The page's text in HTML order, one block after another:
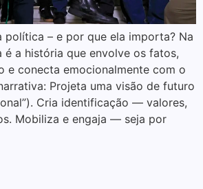
política – e por que ela importa? Na
é a história que envolve os fatos,
e conecta emocionalmente com o
Projeta uma visão de futuro
Cria identificação — valores,
Mobiliza e engaja — seja por